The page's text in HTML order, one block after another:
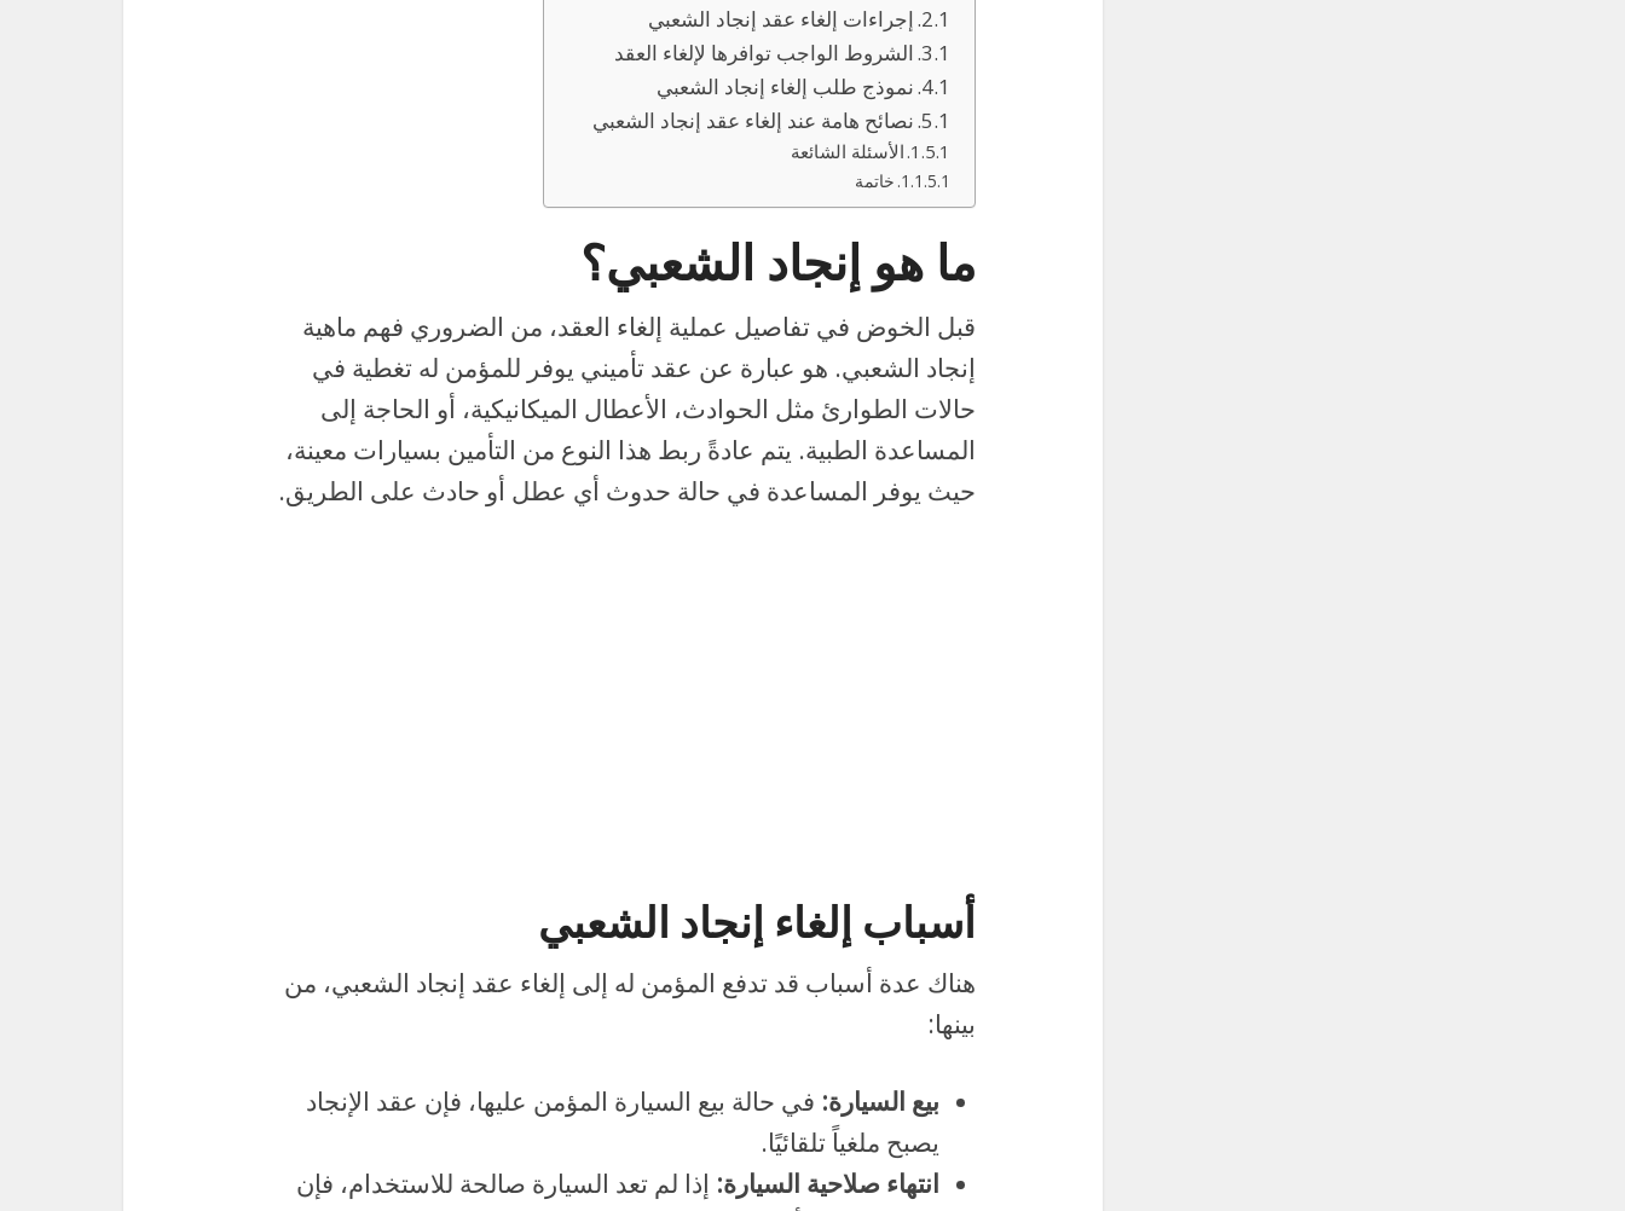
إجراءات إلغاء عقد إنجاد الشعبي
الشروط الواجب توافرها لإلغاء العقد
نموذج طلب إلغاء إنجاد الشعبي
نصائح هامة عند إلغاء عقد إنجاد الشعبي
الأسئلة الشائعة
خاتمة
ما هو إنجاد الشعبي؟
قبل الخوض في تفاصيل عملية إلغاء العقد، من الضروري فهم ماهية
إنجاد الشعبي. هو عبارة عن عقد تأميني يوفر للمؤمن له تغطية في
حالات الطوارئ مثل الحوادث، الأعطال الميكانيكية، أو الحاجة إلى
المساعدة الطبية. يتم عادةً ربط هذا النوع من التأمين بسيارات معينة،
حيث يوفر المساعدة في حالة حدوث أي عطل أو حادث على الطريق.
أسباب إلغاء إنجاد الشعبي
هناك عدة أسباب قد تدفع المؤمن له إلى إلغاء عقد إنجاد الشعبي، من
بينها:
بيع السيارة: في حالة بيع السيارة المؤمن عليها، فإن عقد الإنجاد
يصبح ملغياً تلقائيًا.
انتهاء صلاحية السيارة: إذا لم تعد السيارة صالحة للاستخدام، فإن